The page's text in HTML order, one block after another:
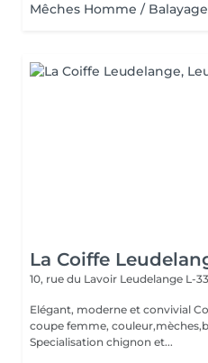
Mêches Homme / Balayage
La Coiffe
10, rue du Lavoir Leudelange L-
Elégant, moderne et convivial Coupe homme, dégradé à blanc
coupe femme,
Specialisation chignon et...